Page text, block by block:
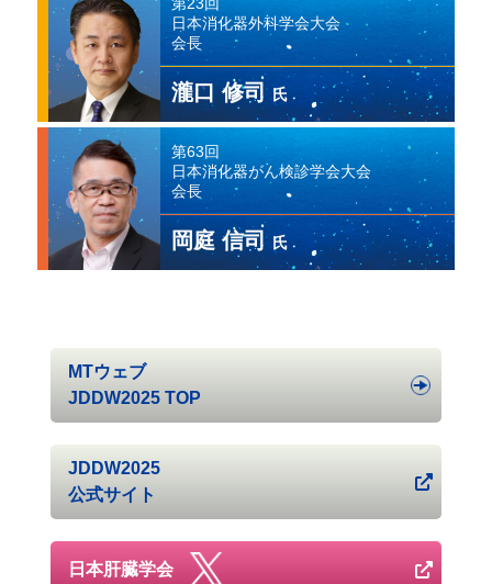
日本消化器外科学会大会
会長
瀧口 修司 氏
第63回
日本消化器がん検診学会大会
会長
岡庭 信司 氏
MTウェブ
JDDW2025 TOP
JDDW2025
公式サイト
日本肝臓学会